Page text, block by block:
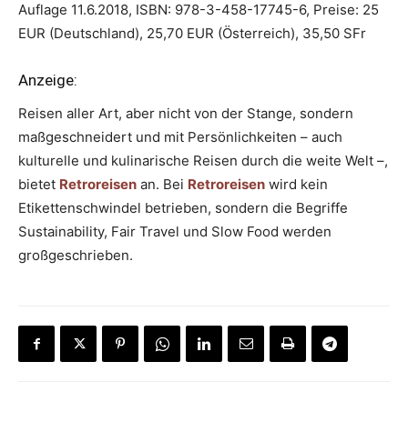
Auflage 11.6.2018, ISBN: 978-3-458-17745-6, Preise: 25
EUR (Deutschland), 25,70 EUR (Österreich), 35,50 SFr
Anzeige:
Reisen aller Art, aber nicht von der Stange, sondern
maßgeschneidert und mit Persönlichkeiten – auch
kulturelle und kulinarische Reisen durch die weite Welt –,
bietet Retroreisen an. Bei Retroreisen wird kein
Etikettenschwindel betrieben, sondern die Begriffe
Sustainability, Fair Travel und Slow Food werden
großgeschrieben.